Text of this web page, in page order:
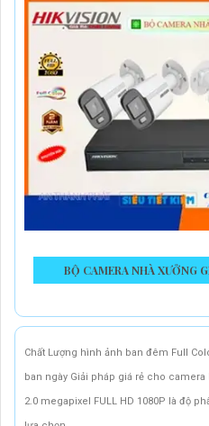
BỘ CAMERA NHÀ XƯỞNG
Chất Lượng hình ảnh ban đêm Full
ban ngày Giải pháp giá rẻ cho
2.0 megapixel FULL HD 1080P là độ